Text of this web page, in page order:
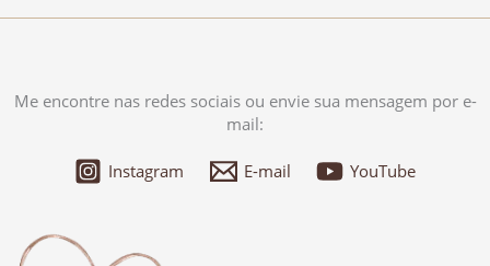
Me encontre nas redes sociais ou envie sua mensagem por e-
mail:
Instagram E-mail YouTube